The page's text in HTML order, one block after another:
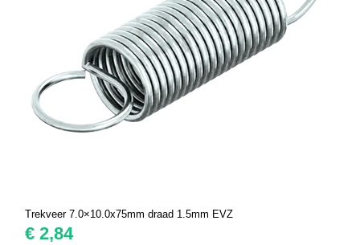
Trekveer 7.0×10.0x75mm draad 1.5mm EVZ
€ 2,84